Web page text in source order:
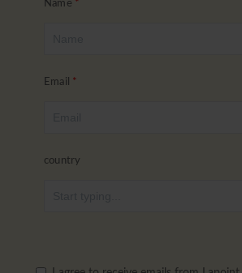
Name
Email
country